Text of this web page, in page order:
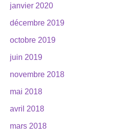
janvier 2020
décembre 2019
octobre 2019
juin 2019
novembre 2018
mai 2018
avril 2018
mars 2018